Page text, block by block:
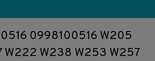
0998100516 W205
W222 W238 W253 W257